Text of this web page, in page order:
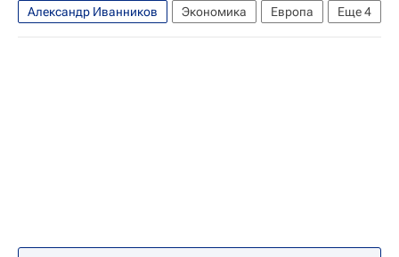
Еще4
Александр Иванников Экономика
Европа
Весь мир
Газпром